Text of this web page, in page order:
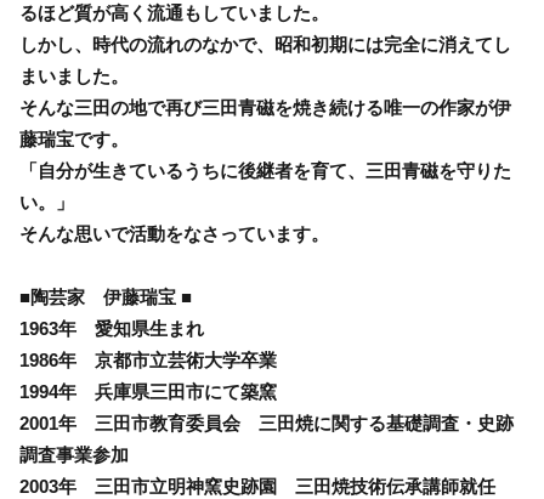
るほど質が高く流通もしていました。
しかし、時代の流れのなかで、昭和初期には完全に消えてし
まいました。
そんな三田の地で再び三田青磁を焼き続ける唯一の作家が伊
藤瑞宝です。
「自分が生きているうちに後継者を育て、三田青磁を守りた
い。」
そんな思いで活動をなさっています。
■陶芸家 伊藤瑞宝 ■
1963年 愛知県生まれ
1986年 京都市立芸術大学卒業
1994年 兵庫県三田市にて築窯
2001年 三田市教育委員会 三田焼に関する基礎調査・史跡
調査事業参加
2003年 三田市立明神窯史跡園 三田焼技術伝承講師就任